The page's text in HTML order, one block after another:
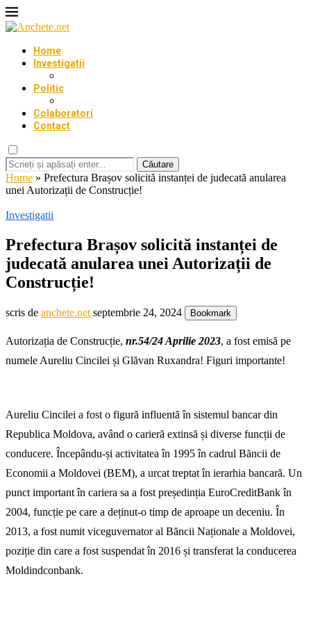
Home
Investigatii
Politic
Colaboratori
Contact
Căutare
Home » Prefectura Brașov solicită instanței de judecată anularea
unei Autorizații de Construcție!
Investigatii
Prefectura Brașov solicită instanței de
judecată anularea unei Autorizații de
Construcție!
scris de anchete.net septembrie 24, 2024 Bookmark
Autorizația de Construcție, nr.54/24 Aprilie 2023, a fost emisă pe
numele Aureliu Cincilei și Glăvan Ruxandra! Figuri importante!
Aureliu Cincilei a fost o figură influentă în sistemul bancar din
Republica Moldova, având o carieră extinsă și diverse funcții de
conducere. Începându-și activitatea în 1995 în cadrul Băncii de
Economii a Moldovei (BEM), a urcat treptat în ierarhia bancară. Un
punct important în cariera sa a fost președinția EuroCreditBank în
2004, funcție pe care a deținut-o timp de aproape un deceniu. În
2013, a fost numit viceguvernator al Băncii Naționale a Moldovei,
poziție din care a fost suspendat în 2016 și transferat la conducerea
Moldindconbank.